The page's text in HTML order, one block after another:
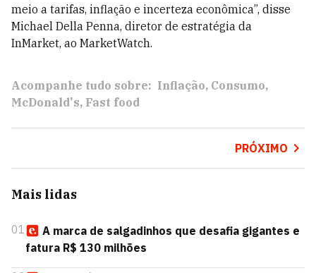
meio a tarifas, inflação e incerteza econômica”, disse
Michael Della Penna, diretor de estratégia da
InMarket, ao MarketWatch.
Acompanhe tudo sobre: Inflação Consumo
McDonald's Fast food
PRÓXIMO
Mais lidas
01
A marca de salgadinhos que desafia gigantes e
fatura R$ 130 milhões